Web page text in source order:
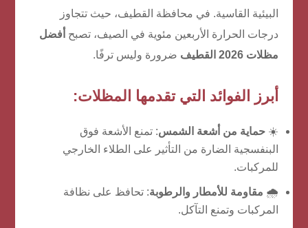
البيئية القاسية. في محافظة القطيف، حيث تتجاوز
درجات الحرارة الأربعين مئوية في الصيف، تصبح أفضل
مظلات 2026 القطيف
ضرورة وليس ترفًا.
أبرز الفوائد التي تقدمها المظلات:
☀️ حماية من أشعة الشمس: تمنع الأشعة فوق
البنفسجية الضارة من التأثير على الطلاء الخارجي
للمركبات.
🌧️ مقاومة للأمطار والرطوبة: تحافظ على نظافة
المركبات وتمنع التآكل.